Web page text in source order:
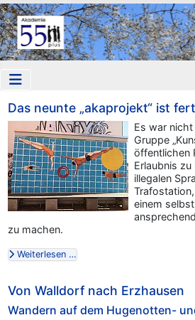
Das neunte „akaprojekt“ ist
Es war
Gruppe
öffentlichen
Erlaubnis
illegalen
einem
zu machen.
Weiterlesen …
Von Walldorf nach Erzhausen
Wandern auf dem Hugenotten-